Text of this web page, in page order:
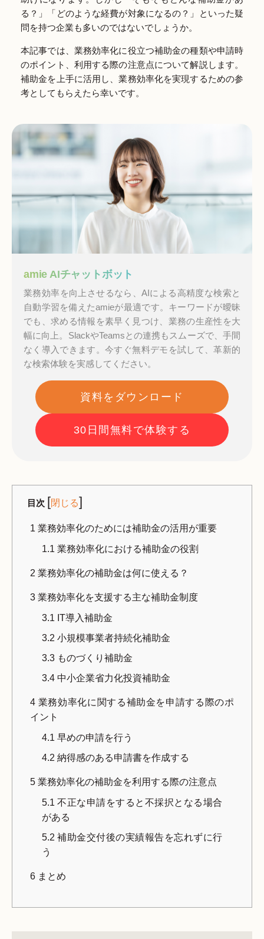
る？」「どのような経費が対象になるの？」といった疑
問を持つ企業も多いのではないでしょうか。
本記事では、業務効率化に役立つ補助金の種類や申請時
のポイント、利用する際の注意点について解説します。
補助金を上手に活用し、業務効率化を実現するための参
考としてもらえたら幸いです。
amie AIチャットボット
業務効率を向上させるなら、AIによる高精度な検索と
自動学習を備えたamieが最適です。キーワードが曖昧
でも、求める情報を素早く見つけ、業務の生産性を大
幅に向上。SlackやTeamsとの連携もスムーズで、手間
なく導入できます。今すぐ無料デモを試して、革新的
な検索体験を実感してください。
資料をダウンロード
30日間無料で体験する
目次 [閉じる]
1 業務効率化のためには補助金の活用が重要
1.1 業務効率化における補助金の役割
2 業務効率化の補助金は何に使える？
3 業務効率化を支援する主な補助金制度
3.1 IT導入補助金
3.2 小規模事業者持続化補助金
3.3 ものづくり補助金
3.4 中小企業省力化投資補助金
4 業務効率化に関する補助金を申請する際のポ
イント
4.1 早めの申請を行う
4.2 納得感のある申請書を作成する
5 業務効率化の補助金を利用する際の注意点
5.1 不正な申請をすると不採択となる場合
がある
5.2 補助金交付後の実績報告を忘れずに行
う
6 まとめ